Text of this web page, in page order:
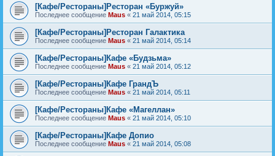
[Кафе/Рестораны]Ресторан «Буржуй»
Последнее сообщение Maus « 21 май 2014, 05:15
[Кафе/Рестораны]Ресторан Галактика
Последнее сообщение Maus « 21 май 2014, 05:14
[Кафе/Рестораны]Кафе «Будзьма»
Последнее сообщение Maus « 21 май 2014, 05:12
[Кафе/Рестораны]Кафе ГрандЪ
Последнее сообщение Maus « 21 май 2014, 05:11
[Кафе/Рестораны]Кафе «Магеллан»
Последнее сообщение Maus « 21 май 2014, 05:10
[Кафе/Рестораны]Кафе Допио
Последнее сообщение Maus « 21 май 2014, 05:08